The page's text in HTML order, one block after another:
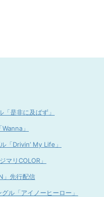
是非に及ばず」
」
「Drivin’ My Life」
マリCOLOR」
」先行配信
ル「アイノーヒーロー」